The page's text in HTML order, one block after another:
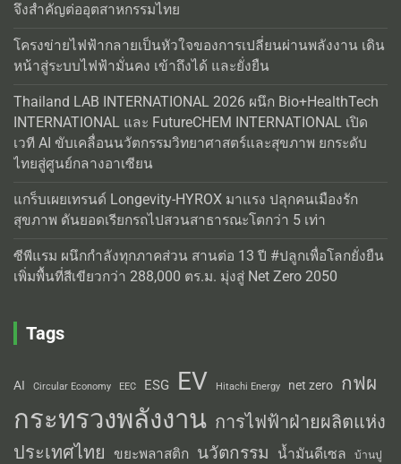
จึงสำคัญต่ออุตสาหกรรมไทย
โครงข่ายไฟฟ้ากลายเป็นหัวใจของการเปลี่ยนผ่านพลังงาน เดิน
หน้าสู่ระบบไฟฟ้ามั่นคง เข้าถึงได้ และยั่งยืน
Thailand LAB INTERNATIONAL 2026 ผนึก Bio+HealthTech
INTERNATIONAL และ FutureCHEM INTERNATIONAL เปิด
เวที AI ขับเคลื่อนนวัตกรรมวิทยาศาสตร์และสุขภาพ ยกระดับ
ไทยสู่ศูนย์กลางอาเซียน
แกร็บเผยเทรนด์ Longevity-HYROX มาแรง ปลุกคนเมืองรัก
สุขภาพ ดันยอดเรียกรถไปสวนสาธารณะโตกว่า 5 เท่า
ซีพีแรม ผนึกกำลังทุกภาคส่วน สานต่อ 13 ปี #ปลูกเพื่อโลกยั่งยืน
เพิ่มพื้นที่สีเขียวกว่า 288,000 ตร.ม. มุ่งสู่ Net Zero 2050
Tags
AI Circular Economy EEC ESG EV Hitachi Energy net zero กฟผ
กระทรวงพลังงาน การไฟฟ้าฝ่ายผลิตแห่ง
ประเทศไทย
ขยะพลาสติก นวัตกรรม น้ำมันดีเซล บ้านปู